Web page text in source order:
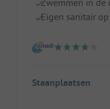
Eigen sanitair
Staanplaatsen